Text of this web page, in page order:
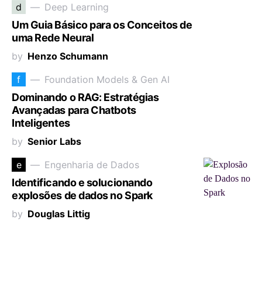
d Deep Learning
Um Guia Básico para os Conceitos de
uma Rede Neural
by Henzo Schumann
f
Foundation Models & Gen AI
Dominando o RAG: Estratégias
Avançadas para Chatbots
Inteligentes
by Senior Labs
e
Engenharia de Dados
Identificando e solucionando
explosões de dados no Spark
by Douglas Littig